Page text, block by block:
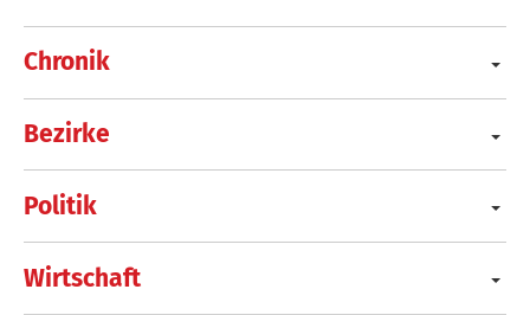
Chronik
Bezirke
Politik
Wirtschaft